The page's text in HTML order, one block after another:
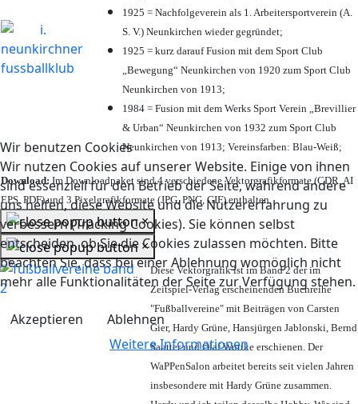
Wir benutzen Cookies
Wir nutzen Cookies auf unserer Website. Einige von ihnen
sind essenziell für den Betrieb der Seite, während andere
uns helfen, diese Website und die Nutzererfahrung zu
verbessern (Tracking Cookies). Sie können selbst
entscheiden, ob Sie die Cookies zulassen möchten. Bitte
beachten Sie, dass bei einer Ablehnung womöglich nicht
mehr alle Funktionalitäten der Seite zur Verfügung stehen.
Akzeptieren
Ablehnen
Weitere Informationen
1925 = Nachfolgeverein als 1. Arbeitersportverein (A.
S. V.) Neunkirchen wieder gegründet;
1925 = kurz darauf Fusion mit dem Sport Club
„Bewegung“ Neunkirchen von 1920 zum Sport Club
Neunkirchen von 1913;
1984 = Fusion mit dem Werks Sport Verein „Brevillier
& Urban“ Neunkirchen von 1932 zum Sport Club
Neunkirchen von 1913; Vereinsfarben: Blau-Weiß;
Download: Im Downloadpaket sind 4 verschiedene Vektorgrafikformate (CDR, AI
EPS, PDF) und 3 Pixelgrafikformate (JPG, PNG, GIF) enthalten.
×
×
Diese Vektorgrafik ist im Band 2 der im
Zeitspiel-Verlag erscheinenden Buchreihe
"Fußballvereine" mit Beiträgen von Carsten
Gier, Hardy Grüne, Hansjürgen Jablonski, Bernd
Sautter und Olaf Wuttke erschienen. Der
WaPPenSalon arbeitet bereits seit vielen Jahren
insbesondere mit Hardy Grüne zusammen.